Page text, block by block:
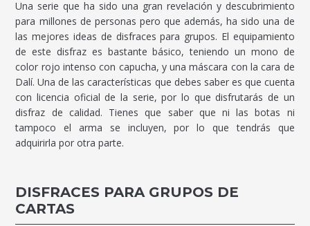
Una serie que ha sido una gran revelación y descubrimiento
para millones de personas pero que además, ha sido una de
las mejores ideas de disfraces para grupos. El equipamiento
de este disfraz es bastante básico, teniendo un mono de
color rojo intenso con capucha, y una máscara con la cara de
Dalí. Una de las características que debes saber es que cuenta
con licencia oficial de la serie, por lo que disfrutarás de un
disfraz de calidad. Tienes que saber que ni las botas ni
tampoco el arma se incluyen, por lo que tendrás que
adquirirla por otra parte.
DISFRACES PARA GRUPOS DE
CARTAS